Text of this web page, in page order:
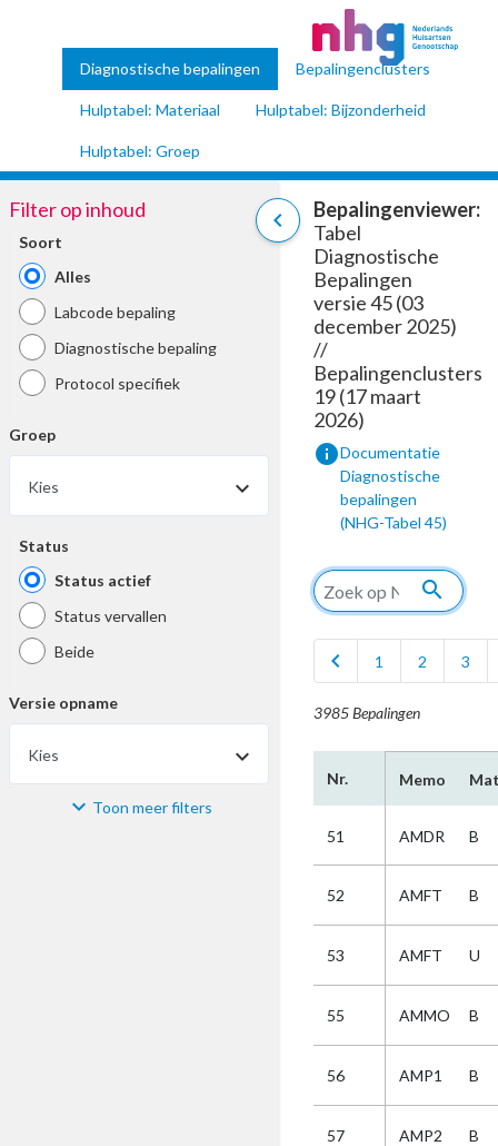
Diagnostische bepalingen Bepalingenclusters
Hulptabel: Materiaal Hulptabel: Bijzonderheid
Hulptabel: Groep
chevron_left
Filter op inhoud
Soort
Alles
Labcode bepaling
Diagnostische bepaling
Protocol specifiek
Groep
Kies
Status
Status actief
Status vervallen
Beide
Versie opname
Kies
Materiaal Toon meer filters
Bepalingenviewer:
Tabel
Diagnostische
Bepalingen
versie 45 (03
december 2025)
//
Bepalingenclusters
19 (17 maart
2026)
infoDocumentatie
Diagnostische
bepalingen
(NHG-Tabel 45)
search
chevron_left 1 2 3
3985 Bepalingen
Nr. Memo
51 AMDR B
52 AMFT B
53 AMFT U
55 AMMO B
56 AMP1 B
57 AMP2 B